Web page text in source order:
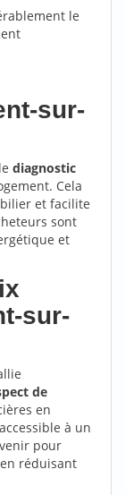
le
sur-
diagnostic
Cela
et facilite
sont
et
sur-
de
en
à un
pour
réduisant